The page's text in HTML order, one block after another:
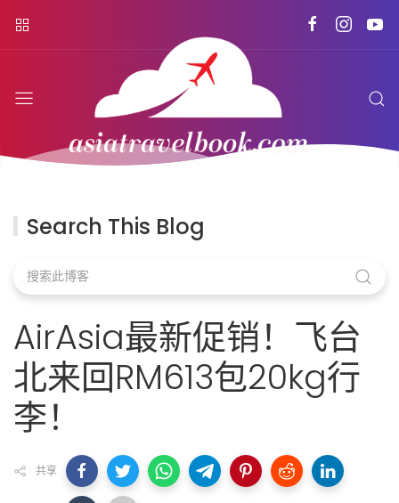
Search This Blog
AirAsia最新促销！飞台
北来回RM613包20kg行
李！
共享